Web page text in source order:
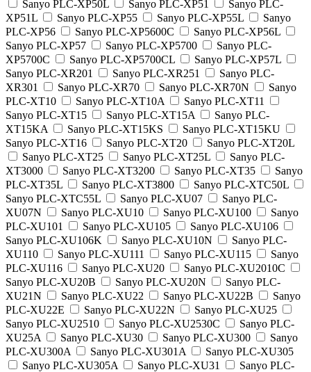
Sanyo PLC-XP50L
Sanyo PLC-XP51
Sanyo PLC-
XP51L
Sanyo PLC-XP55 Sanyo PLC-XP55L
Sanyo
PLC-XP56
Sanyo PLC-XP5600C
Sanyo PLC-XP56L
Sanyo PLC-XP57
Sanyo PLC-XP5700
Sanyo PLC-
XP5700C
Sanyo PLC-XP5700CL
Sanyo PLC-XP57L
Sanyo PLC-XR201
Sanyo PLC-XR251
Sanyo PLC-
XR301
Sanyo PLC-XR70 Sanyo PLC-XR70N
Sanyo
PLC-XT10
Sanyo PLC-XT10A
Sanyo PLC-XT11
Sanyo PLC-XT15
Sanyo PLC-XT15A
Sanyo PLC-
XT15KA
Sanyo PLC-XT15KS
Sanyo PLC-XT15KU
Sanyo PLC-XT16
Sanyo PLC-XT20
Sanyo PLC-XT20L
Sanyo PLC-XT25
Sanyo PLC-XT25L
Sanyo PLC-
XT3000
Sanyo PLC-XT3200 Sanyo PLC-XT35
Sanyo
PLC-XT35L
Sanyo PLC-XT3800
Sanyo PLC-XTC50L
Sanyo PLC-XTC55L
Sanyo PLC-XU07
Sanyo PLC-
XU07N
Sanyo PLC-XU10 Sanyo PLC-XU100
Sanyo
PLC-XU101
Sanyo PLC-XU105
Sanyo PLC-XU106
Sanyo PLC-XU106K
Sanyo PLC-XU10N
Sanyo PLC-
XU110
Sanyo PLC-XU111 Sanyo PLC-XU115
Sanyo
PLC-XU116
Sanyo PLC-XU20
Sanyo PLC-XU2010C
Sanyo PLC-XU20B
Sanyo PLC-XU20N
Sanyo PLC-
XU21N
Sanyo PLC-XU22 Sanyo PLC-XU22B
Sanyo
PLC-XU22E
Sanyo PLC-XU22N
Sanyo PLC-XU25
Sanyo PLC-XU2510
Sanyo PLC-XU2530C
Sanyo PLC-
XU25A
Sanyo PLC-XU30 Sanyo PLC-XU300
Sanyo
PLC-XU300A
Sanyo PLC-XU301A
Sanyo PLC-XU305
Sanyo PLC-XU305A
Sanyo PLC-XU31
Sanyo PLC-